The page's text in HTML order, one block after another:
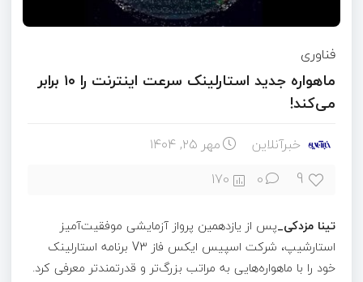
فناوری
ماهواره‌ جدید استارلینک سرعت اینترنت را ۱۰ برابر
می‌کند!
خبرآنلاین مهر ۲۵, ۱۴۰۴
9
0
170
تینا مزدکی_پس از یازدهمین پرواز آزمایشی موفقیت‌آمیز
استارشیپ، شرکت اسپیس ایکس فاز V۳ برنامه استارلینک
خود را با ماهواره‌هایی به مراتب بزرگ‌تر و قدرتمندتر معرفی کرد.